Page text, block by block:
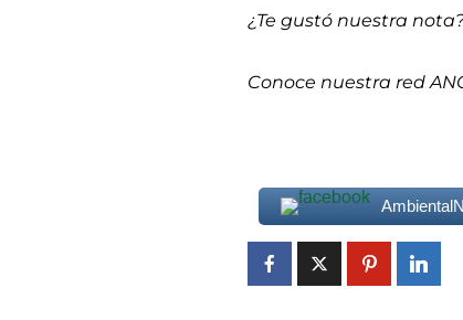
¿Te gustó nuestra
Conoce nuestra red